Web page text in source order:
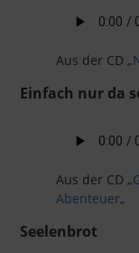
Aus der CD „
Einfach nur da
Aus der CD „
Abenteuer„
Seelenbrot